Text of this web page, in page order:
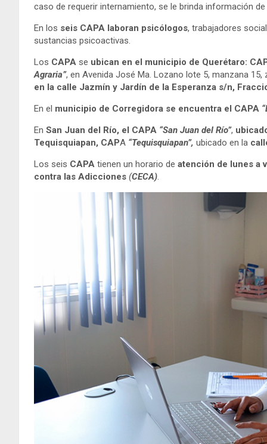
caso de requerir internamiento, se le brinda información
En los seis CAPA laboran psicólogos, trabajadores
sustancias psicoactivas.
Los CAPA se ubican en el municipio de Querétaro:
Agraria”, en Avenida José Ma. Lozano lote 5, manzana 15,
en la calle Jazmín y Jardín de la Esperanza s/n,
En el municipio de Corregidora se encuentra el CAPA
En San Juan del Río, el CAPA “San Juan del Río”,
Tequisquiapan, CAPA “Tequisquiapan”, ubicado en la
Los seis CAPA tienen un horario de atención de lunes a
contra las Adicciones (CECA).